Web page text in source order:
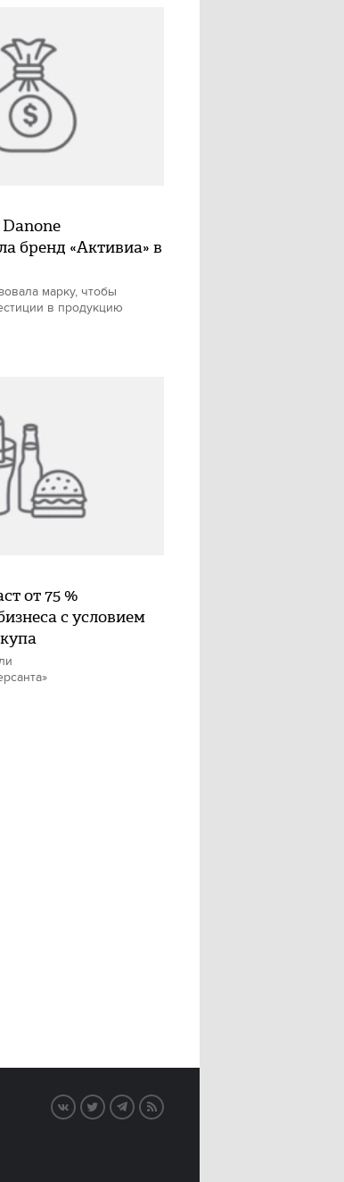
бренд «Активиа» в
марку, чтобы
в продукцию
от 75 %
с условием
VK TwitterTelegram
RSS